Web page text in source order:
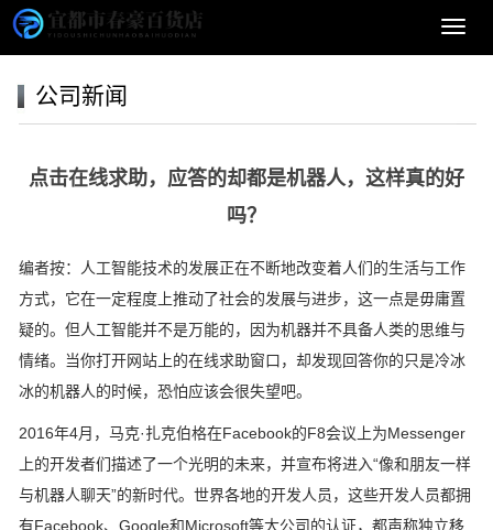
导
公司新闻
点击在线求助，应答的却都是机器人，这样真的好
吗？
编者按：人工智能技术的发展正在不断地改变着人们的生活与工作
方式，它在一定程度上推动了社会的发展与进步，这一点是毋庸置
疑的。但人工智能并不是万能的，因为机器并不具备人类的思维与
情绪。当你打开网站上的在线求助窗口，却发现回答你的只是冷冰
冰的机器人的时候，恐怕应该会很失望吧。
2016年4月，马克·扎克伯格在Facebook的F8会议上为Messenger
上的开发者们描述了一个光明的未来，并宣布将进入“像和朋友一样
与机器人聊天”的新时代。世界各地的开发人员，这些开发人员都拥
有Facebook、Google和Microsoft等大公司的认证，都声称独立移